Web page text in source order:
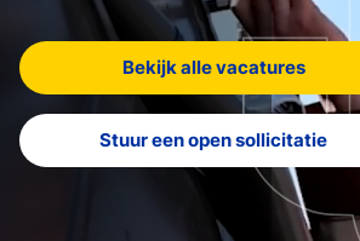
Bekijk alle vacatures
Stuur een open sollicitatie